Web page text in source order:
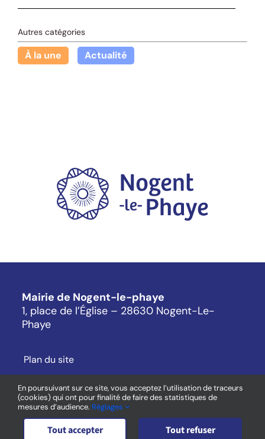
Autres catégories
À la une Actualité
Mairie de Nogent-le-phaye
1, place de l’Église – 28630 Nogent-Le-
Phaye
Plan du site
Mentions légales
Cookies
Contact
En poursuivant sur ce site, vous acceptez l’utilisation de traceurs
(cookies) qui ont pour finalité de faire des statistiques de
mesures d’audience. Réglages
Tout accepter Tout refuser